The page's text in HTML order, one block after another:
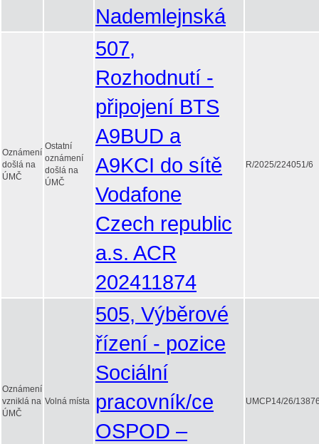
Nademlejnská
Oznámení
došlá na
ÚMČ
Ostatní
oznámení
došlá na
ÚMČ
507,
Rozhodnutí -
připojení BTS
A9BUD a
A9KCI do sítě
Vodafone
Czech republic
a.s. ACR
202411874
R/2025/224051/6
Oznámení
vzniklá na
ÚMČ
Volná místa
505, Výběrové
řízení - pozice
Sociální
pracovník/ce
OSPOD –
UMCP14/26/